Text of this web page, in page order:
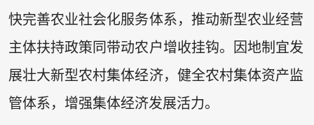
快完善农业社会化服务体系，推动新型农业经营
主体扶持政策同带动农户增收挂钩。因地制宜发
展壮大新型农村集体经济，健全农村集体资产监
管体系，增强集体经济发展活力。